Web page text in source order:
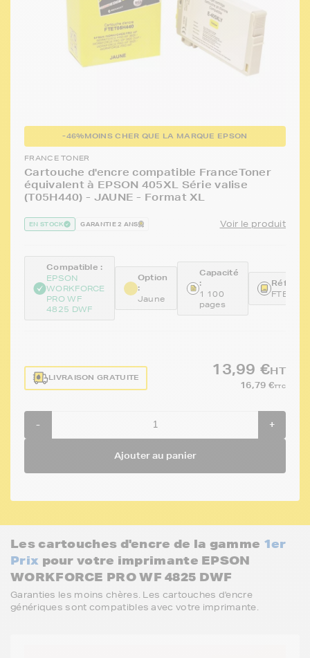
-46%MOINS CHER QUE LA MARQUE EPSON
FRANCE TONER
Cartouche d'encre compatible FranceToner
équivalent à EPSON 405XL Série valise
(T05H440) - JAUNE - Format XL
EN STOCK GARANTIE 2 ANS Voir le produit
Compatible :
EPSON
WORKFORCE
PRO WF
4825 DWF
Option
:
Jaune
Capacité
:
1 100
pages
LIVRAISON GRATUITE
13,99 €HT
16,79 €TTC
- +
Ajouter au panier
Les cartouches d'encre de la gamme 1er
Prix pour votre imprimante EPSON
WORKFORCE PRO WF 4825 DWF
Garanties les moins chères. Les cartouches d'encre
génériques sont compatibles avec votre imprimante.